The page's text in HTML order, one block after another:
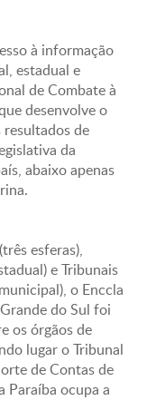
à informação
estadual e
de Combate à
desenvolve o
de
da
abaixo apenas
esferas),
e Tribunais
o Enccla
do Sul foi
os órgãos de
lugar o Tribunal
de Contas de
Paraíba ocupa a